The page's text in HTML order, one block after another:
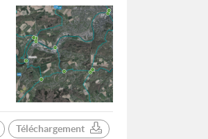
Téléchargement